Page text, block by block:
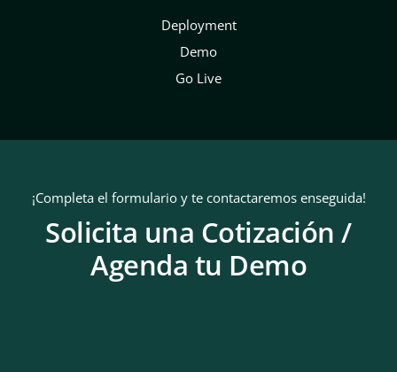
Deployment
Demo
Go Live
¡Completa el formulario y te contactaremos enseguida!
Solicita una Cotización /
Agenda tu Demo